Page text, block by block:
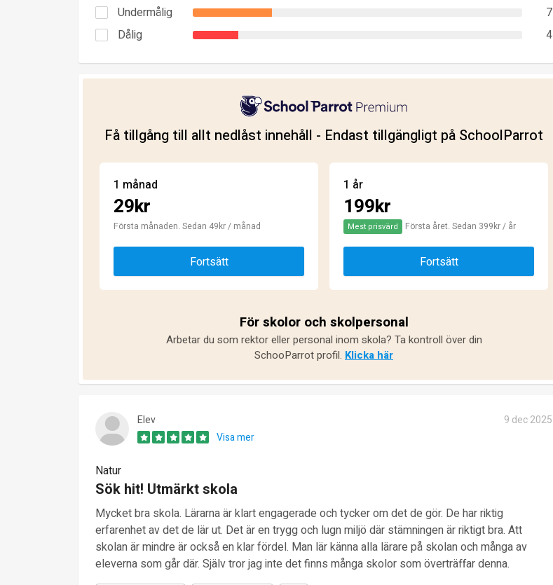
Undermålig
7
Dålig
4
Få tillgång till allt nedlåst innehåll - Endast tillgängligt på SchoolParrot
1 månad
29kr
Första månaden. Sedan 49kr / månad
Fortsätt
1 år
199kr
Mest prisvärd Första året. Sedan 399kr / år
Fortsätt
För skolor och skolpersonal
Arbetar du som rektor eller personal inom skola? Ta kontroll över din
SchooParrot profil. Klicka här
Elev
9 dec 2025
Visa mer
Natur
Sök hit! Utmärkt skola
Mycket bra skola. Lärarna är klart engagerade och tycker om det de gör. De har riktig
erfarenhet av det de lär ut. Det är en trygg och lugn miljö där stämningen är riktigt bra. Att
skolan är mindre är också en klar fördel. Man lär känna alla lärare på skolan och många av
eleverna som går där. Själv tror jag inte det finns många skolor som överträffar denna.